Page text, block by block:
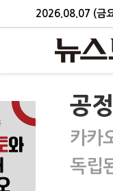
2026.08.07 (금
공
카카
독립